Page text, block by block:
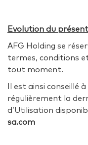
Evolution du
AFG Holding se
termes, conditions
tout moment.
Il est ainsi conseillé
régulièrement la
d’Utilisation
sa.com